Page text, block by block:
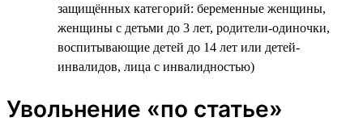
защищённых категорий: беременные женщины,
женщины с детьми до 3 лет, родители-одиночки,
воспитывающие детей до 14 лет или детей-
инвалидов, лица с инвалидностью)
Увольнение «по статье»